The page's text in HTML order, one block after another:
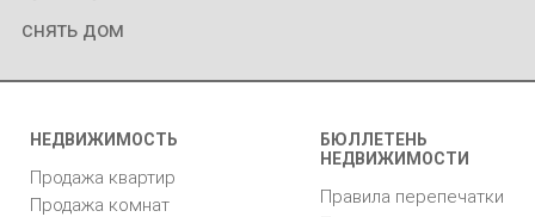
снять дом
НЕДВИЖИМОСТЬ
Продажа квартир
Продажа комнат
БЮЛЛЕТЕНЬ
НЕДВИЖИМОСТИ
Правила перепечатки